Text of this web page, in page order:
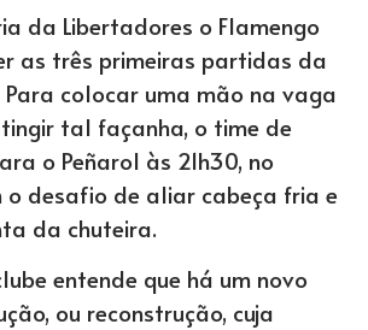
da Libertadores o Flamengo
as três primeiras partidas da
colocar uma mão na vaga
tal façanha, o time de
o Peñarol às 21h30, no
o desafio de aliar cabeça fria e
da chuteira.
entende que há um novo
ou reconstrução, cuja